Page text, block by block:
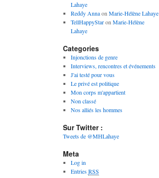
Lahaye
Reddy Annaon Marie-Hélène Lahaye
TellHappyStaron Marie-Hélène
Lahaye
Categories
Injonctions de genre
Interviews, rencontres et événements
J'ai testé pour vous
Le privé est politique
Mon corps m'appartient
Non classé
Nos alliés les hommes
Sur Twitter :
Tweets de @MHLahaye
Meta
Log in
EntriesRSS